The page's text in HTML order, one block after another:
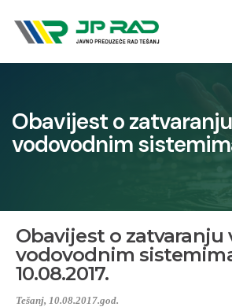
Obavijest o
vodovodnim
Obavijest o zatvaranju
vodovodnim
10.08.2017.
Tešanj, 10.08.2017.god.